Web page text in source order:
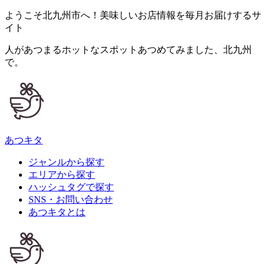
ようこそ北九州市へ！美味しいお店情報を毎月お届けするサ
イト
人があつ まるホットなスポット あつめてみました、 北九州
で。
あつキタ
ジャンルから探す
エリアから探す
ハッシュタグで探す
SNS・お問い合わせ
あつキタとは